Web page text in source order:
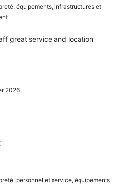
équipements, infrastructures et
great service and location
2026
personnel et service, équipements